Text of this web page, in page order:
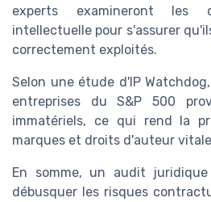
experts examineront les
intellectuelle pour s'assurer
correctement exploités.
Selon une étude d'IP
entreprises du S&P 500
immatériels, ce qui rend la
marques et droits d'auteur
En somme, un audit
débusquer les risques